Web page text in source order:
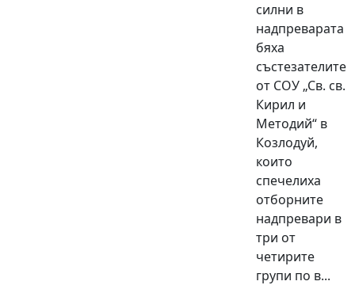
силни в
надпреварата
бяха
състезателите
от СОУ „Св. св.
Кирил и
Методий“ в
Козлодуй,
които
спечелиха
отборните
надпревари в
три от
четирите
групи по в...